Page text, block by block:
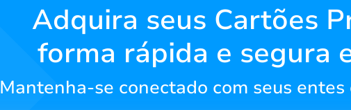
Adquira seus Cartões
forma rápida e segura
Mantenha-se conectado com seus